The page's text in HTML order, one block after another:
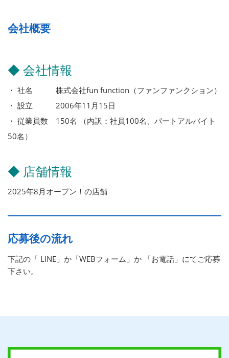
会社概要
◆ 会社情報
・ 社名 株式会社fun function（ファンファンクション）
・ 設立 2006年11月15日
・ 従業員数 150名 （内訳：社員100名、パートアルバイト
50名）
◆ 店舗情報
2025年8月オープン！の店舗
応募後の流れ
下記の「 LINE」か「WEBフォーム」か 「お電話」にてご応募
下さい。